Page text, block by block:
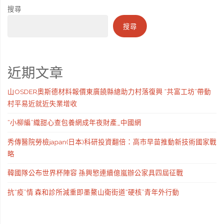
搜尋
搜尋
近期文章
山OSDER奧斯德材料報價東廣饒縣總助力村落復興 “共富工坊”帶動
村平易近就近失業增收
“小柳編”織甜心查包養網成年夜財產_中國網
秀傳醫院勞檢japan(日本)科研投資翻倍：高市早苗推動新技術國家戰
略
韓國隊公布世界杯陣容 孫興慜連續億嵐辦公家具四屆征戰
抗“疫”情 森和診所減重即墨鰲山衛街道“硬核”青年外行動